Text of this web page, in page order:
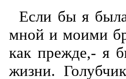
Если бы я
мной и моими
как прежде,- я
жизни.